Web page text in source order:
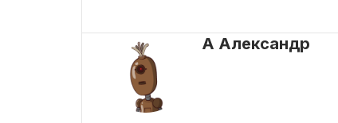
А Александр